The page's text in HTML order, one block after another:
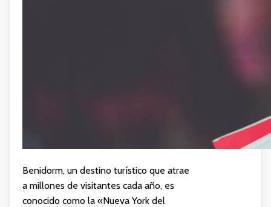
Benidorm, un destino turístico que atrae
a millones de visitantes cada año, es
conocido como la «Nueva York del